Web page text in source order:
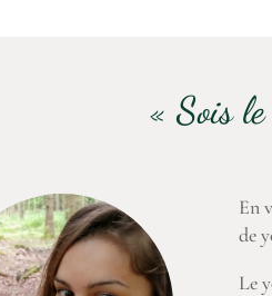
« Sois
En
de
Le